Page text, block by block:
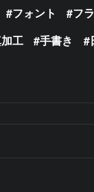
フォント フ
工 手書き